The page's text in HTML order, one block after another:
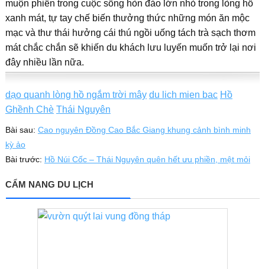
muộn phiền trong cuộc sống hòn đảo lớn nhỏ trong lòng hồ
xanh mát, tự tay chế biến thưởng thức những món ăn mộc
mạc và thư thái hưởng cái thú ngồi uống tách trà sạch thơm
mát chắc chắn sẽ khiến du khách lưu luyến muốn trở lại nơi
đây nhiều lần nữa.
dạo quanh lòng hồ ngắm trời mây du lich mien bac Hồ
Ghềnh Chè Thái Nguyên
Bài sau: Cao nguyên Đồng Cao Bắc Giang khung cảnh bình minh
kỳ ảo
Bài trước: Hồ Núi Cốc – Thái Nguyên quên hết ưu phiền, mệt mỏi
CẨM NANG DU LỊCH